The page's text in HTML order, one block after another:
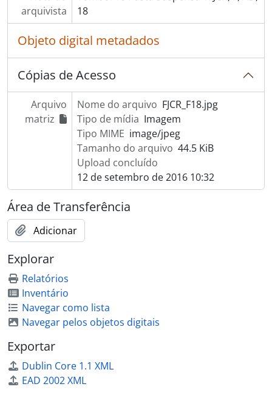
arquivista
18
Objeto digital metadados
Cópias de Acesso
Arquivo
matriz
Nome do arquivo FJCR_F18.jpg
Tipo de mídia Imagem
Tipo MIME image/jpeg
Tamanho do arquivo 44.5 KiB
Upload concluído
12 de setembro de 2016 10:32
Área de Transferência
Adicionar
Explorar
Relatórios
Inventário
Navegar como lista
Navegar pelos objetos digitais
Exportar
Dublin Core 1.1 XML
EAD 2002 XML